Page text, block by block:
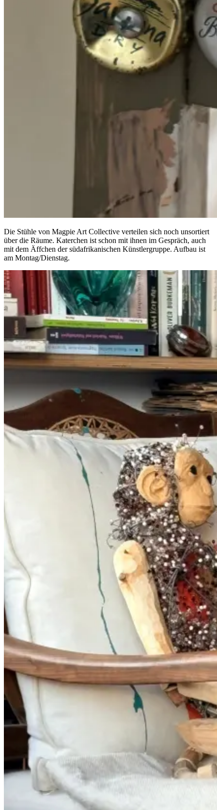
Die Stühle von Magpie Art Collective verteilen sich noch unsortiert
über die Räume. Katerchen ist schon mit ihnen im Gespräch, auch
mit dem Äffchen der südafrikanischen Künstlergruppe. Aufbau ist
am Montag/Dienstag.